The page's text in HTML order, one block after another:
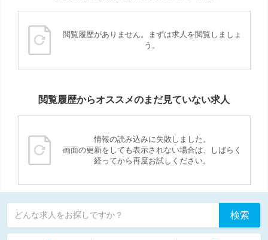
閲覧履歴がありません。まずは求人を閲覧しましょ
う。
閲覧履歴からオススメのまだ見ていない求人
情報の読み込みに失敗しました。
画面の更新をしても表示されない場合は、しばらく
経ってから再度お試しください。
どんな求人をお探しですか？ 検索